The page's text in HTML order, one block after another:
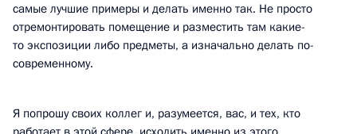
самые лучшие примеры и делать именно так. Не просто
отремонтировать помещение и разместить там какие-
то экспозиции либо предметы, а изначально делать по-
современному.
Я попрошу своих коллег и, разумеется, вас, и тех, кто